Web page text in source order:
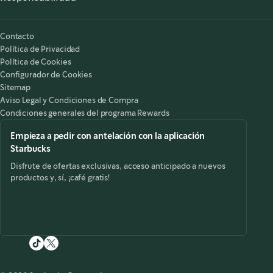
Contacto
Política de Privacidad
Política de Cookies
Configurador de Cookies
Sitemap
Aviso Legal y Condiciones de Compra
Condiciones generales del programa Rewards
Empieza a pedir con antelación con la aplicación
Starbucks
Disfrute de ofertas exclusivas, acceso anticipado a nuevos
productos y, sí, ¡café gratis!